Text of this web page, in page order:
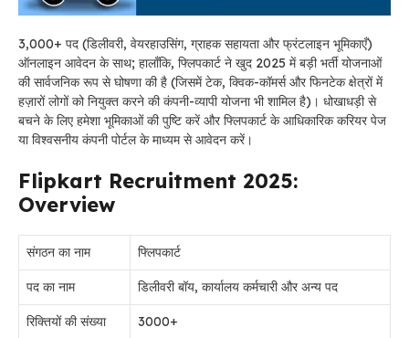
3,000+ पद (डिलीवरी, वेयरहाउसिंग, ग्राहक सहायता और फ्रंटलाइन भूमिकाएँ)
ऑनलाइन आवेदन के साथ; हालाँकि, फ्लिपकार्ट ने खुद 2025 में बड़ी भर्ती योजनाओं
की सार्वजनिक रूप से घोषणा की है (जिसमें टेक, क्विक-कॉमर्स और फिनटेक क्षेत्रों में
हज़ारों लोगों को नियुक्त करने की कंपनी-व्यापी योजना भी शामिल है)। धोखाधड़ी से
बचने के लिए हमेशा भूमिकाओं की पुष्टि करें और फ्लिपकार्ट के आधिकारिक करियर पेज
या विश्वसनीय कंपनी पोर्टल के माध्यम से आवेदन करें।
Flipkart Recruitment 2025:
Overview
संगठन का नाम फ्लिपकार्ट
पद का नाम डिलीवरी बॉय, कार्यालय कर्मचारी और अन्य पद
रिक्तियों की संख्या 3000+